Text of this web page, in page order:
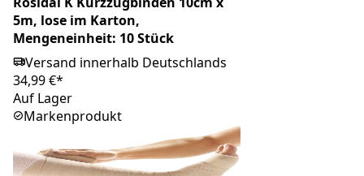
5m, lose im Karton,
Mengeneinheit: 10 Stück
Versand innerhalb Deutschlands
34,99 €*
Auf Lager
Markenprodukt